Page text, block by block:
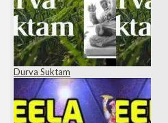
Durva Suktam